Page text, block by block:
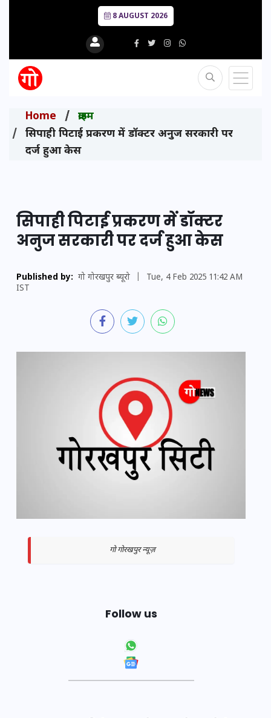
8 AUGUST 2026
Home
क्राइम
सिपाही पिटाई प्रकरण में डॉक्टर अनुज सरकारी पर
दर्ज हुआ केस
सिपाही पिटाई प्रकरण में डॉक्टर
अनुज सरकारी पर दर्ज हुआ केस
Published by: गो गोरखपुर ब्यूरो
Tue, 4 Feb 2025 11:42 AM
IST
गो गोरखपुर न्यूज़
Follow us